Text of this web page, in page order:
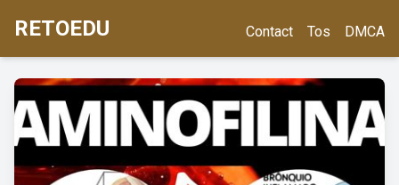
RETOEDU Contact Tos DMCA